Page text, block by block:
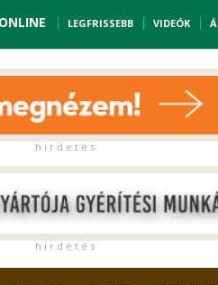
LEGFRISSEBB VIDEÓK
h i r d e t é s
h i r d e t é s